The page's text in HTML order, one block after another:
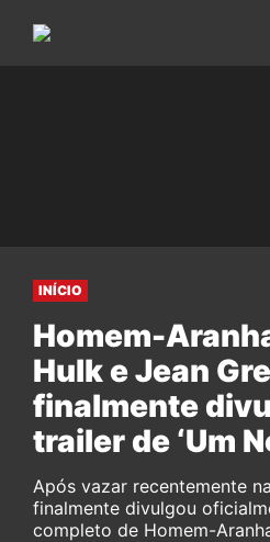
INÍCIO
Homem-
Hulk e Jean
finalmente
trailer de ‘Um
Após vazar recentemente
finalmente divulgou
completo de Homem-